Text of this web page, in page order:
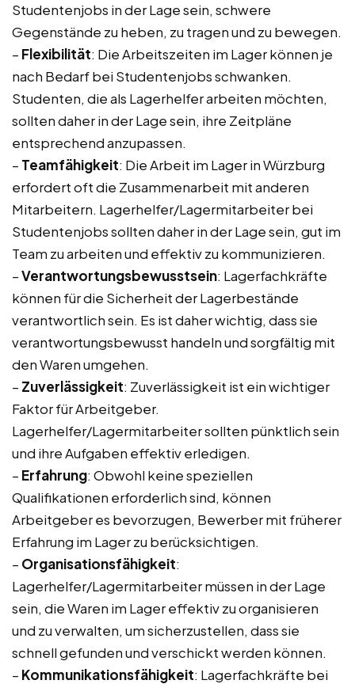
Studentenjobs in der Lage sein, schwere
Gegenstände zu heben, zu tragen und zu bewegen.
– Flexibilität: Die Arbeitszeiten im Lager können je
nach Bedarf bei Studentenjobs schwanken.
Studenten, die als Lagerhelfer arbeiten möchten,
sollten daher in der Lage sein, ihre Zeitpläne
entsprechend anzupassen.
– Teamfähigkeit: Die Arbeit im Lager in Würzburg
erfordert oft die Zusammenarbeit mit anderen
Mitarbeitern. Lagerhelfer/Lagermitarbeiter bei
Studentenjobs sollten daher in der Lage sein, gut im
Team zu arbeiten und effektiv zu kommunizieren.
–Verantwortungsbewusstsein: Lagerfachkräfte
können für die Sicherheit der Lagerbestände
verantwortlich sein. Es ist daher wichtig, dass sie
verantwortungsbewusst handeln und sorgfältig mit
den Waren umgehen.
– Zuverlässigkeit: Zuverlässigkeit ist ein wichtiger
Faktor für Arbeitgeber.
Lagerhelfer/Lagermitarbeiter sollten pünktlich sein
und ihre Aufgaben effektiv erledigen.
– Erfahrung: Obwohl keine speziellen
Qualifikationen erforderlich sind, können
Arbeitgeber es bevorzugen, Bewerber mit früherer
Erfahrung im Lager zu berücksichtigen.
– Organisationsfähigkeit:
Lagerhelfer/Lagermitarbeiter müssen in der Lage
sein, die Waren im Lager effektiv zu organisieren
und zu verwalten, um sicherzustellen, dass sie
schnell gefunden und verschickt werden können.
– Kommunikationsfähigkeit: Lagerfachkräfte bei